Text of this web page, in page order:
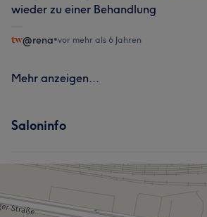
wieder zu einer Behandlung
@rena•vor mehr als 6 Jahren
Mehr anzeigen...
Saloninfo